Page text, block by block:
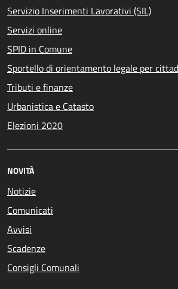
Servizio Inserimenti Lavorativi (SIL)
Servizi online
SPID in Comune
Sportello di orientamento legale per
Tributi e finanze
Urbanistica e Catasto
Elezioni 2020
NOVITÀ
Notizie
Comunicati
Avvisi
Scadenze
Consigli Comunali